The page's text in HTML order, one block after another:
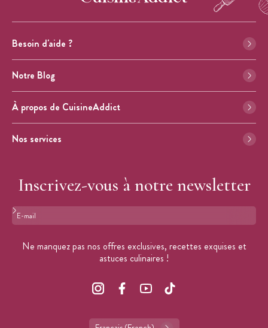
Besoin d'aide ?
Notre Blog
À propos de CuisineAddict
Nos services
Inscrivez-vous à notre newsletter
Format : adresse@email.com
Ne manquez pas nos offres exclusives, recettes exquises et
astuces culinaires !